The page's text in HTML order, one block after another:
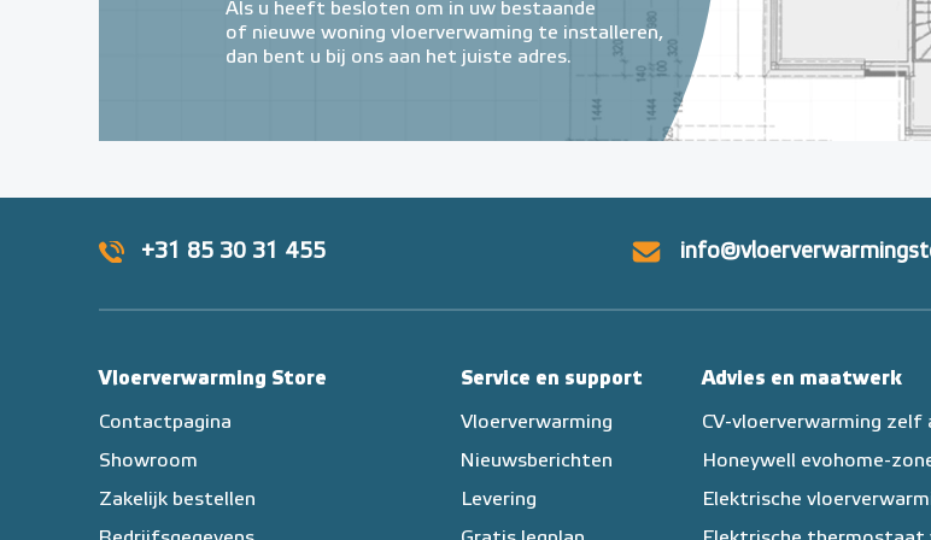
Als u heeft besloten om in uw bestaande
of nieuwe woning vloerverwaming te installeren,
dan bent u bij ons aan het juiste adres.
+31 85 30 31 455
Vloerverwarming Store
Contactpagina
Showroom
Zakelijk bestellen
Service en support
Vloerverwarming
Nieuwsberichten
Levering
Advies en maatwerk
CV-vloerverwarming zelf
Honeywell evohome-
Elektrische